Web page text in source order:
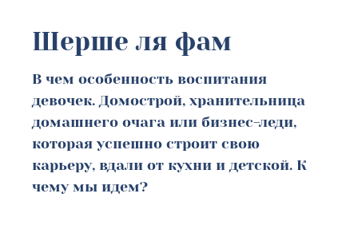
Шерше ля фам
В чем особенность воспитания
девочек. Домострой, хранительница
домашнего очага или бизнес-леди,
которая успешно строит свою
карьеру, вдали от кухни и детской. К
чему мы идем?